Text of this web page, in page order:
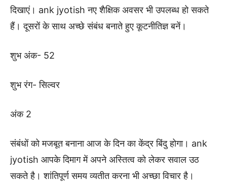
दिखाएं। ank jyotish नए शैक्षिक अवसर भी उपलब्ध हो सकते
हैं। दूसरों के साथ अच्छे संबंध बनाते हुए कूटनीतिज्ञ बनें।
शुभ अंक- 52
शुभ रंग- सिल्वर
अंक 2
संबंधों को मजबूत बनाना आज के दिन का केंद्र बिंदु होगा। ank
jyotish आपके दिमाग में अपने अस्तित्व को लेकर सवाल उठ
सकते है। शांतिपूर्ण समय व्यतीत करना भी अच्छा विचार है।